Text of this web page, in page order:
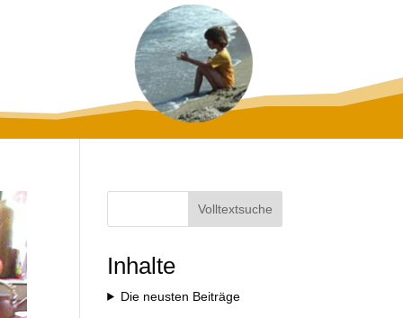
Volltextsuche
Inhalte
Die neusten Beiträge